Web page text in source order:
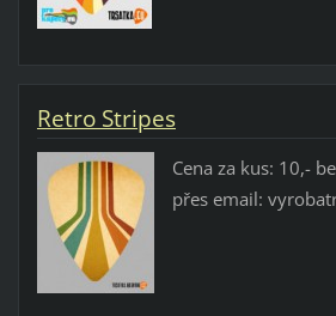
Retro Stripes
Cena za kus: 10,-
přes email: